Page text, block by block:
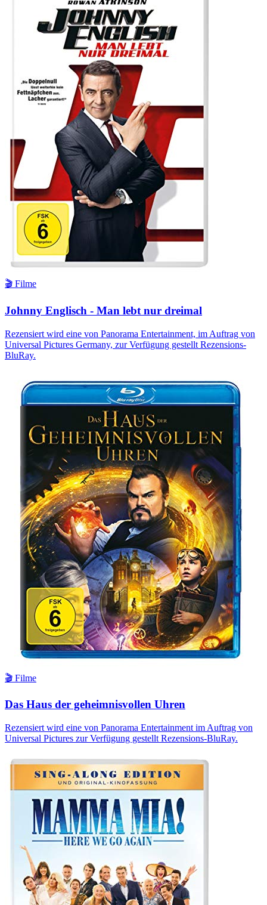
🎬 Filme
Johnny Englisch - Man lebt nur dreimal
Rezensiert wird eine von Panorama Entertainment, im Auftrag von
Universal Pictures Germany, zur Verfügung gestellt Rezensions-
BluRay.
🎬 Filme
Das Haus der geheimnisvollen Uhren
Rezensiert wird eine von Panorama Entertainment im Auftrag von
Universal Pictures zur Verfügung gestellt Rezensions-BluRay.